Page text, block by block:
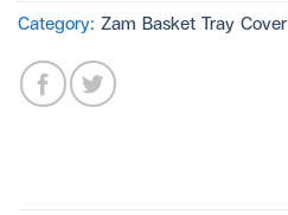
Category: Zam Basket Tray Cover